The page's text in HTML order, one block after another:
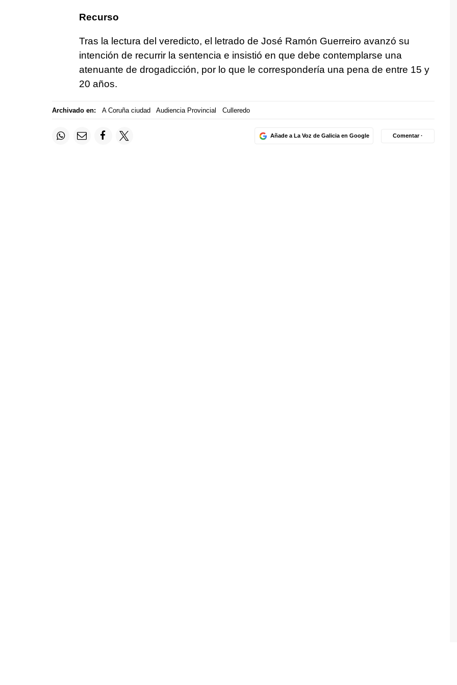
Recurso
Tras la lectura del veredicto, el letrado de José Ramón Guerreiro avanzó su
intención de recurrir la sentencia e insistió en que debe contemplarse una
atenuante de drogadicción, por lo que le correspondería una pena de entre 15 y
20 años.
Archivado en: A Coruña ciudad Audiencia Provincial Culleredo
Añade a La Voz de Galicia en Google Comentar ·